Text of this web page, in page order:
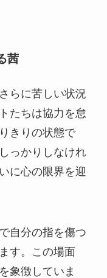
茜
らに苦しい状況
たちは協力を怠
きりの状態で
っかりしなけれ
に心の限界を迎
自分の指を傷つ
す。この場面
象徴していま